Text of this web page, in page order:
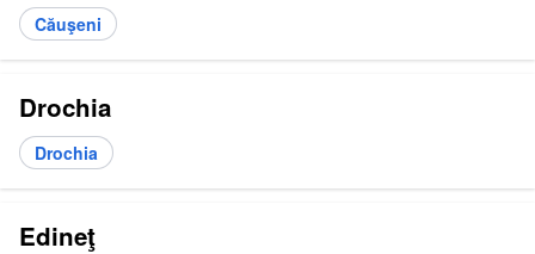
Căuşeni
Drochia
Drochia
Edineţ